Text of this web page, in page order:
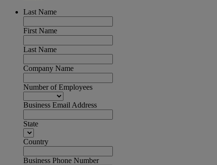
Last Name
First Name
Last Name
Company Name
Number of Employees
Business Email Address
State
Country
Business Phone Number